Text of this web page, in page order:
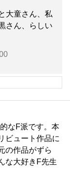
大童さん、私
さん、らしい
なF派です。本
ビュート作品に
の作品がずら
な大好きF先生